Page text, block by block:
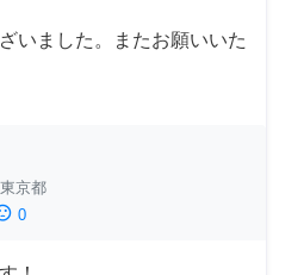
いました。またお願いいた
東京都
0